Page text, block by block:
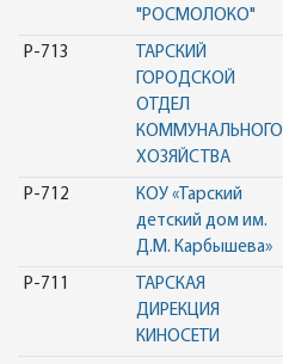
"РОСМОЛОКО"
Р-713
ТАРСКИЙ
ГОРОДСКОЙ
ОТДЕЛ
КОММУНАЛЬНОГО
ХОЗЯЙСТВА
Р-712
КОУ «Тарский
детский дом им.
Д.М. Карбышева»
Р-711
ТАРСКАЯ
ДИРЕКЦИЯ
КИНОСЕТИ